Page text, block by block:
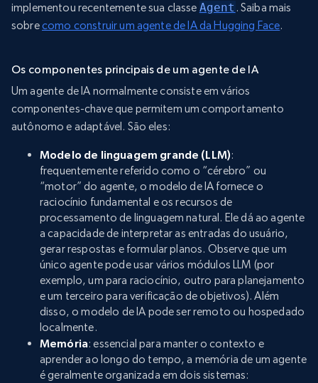
implementou recentemente sua classe Agent . Saiba mais
sobrecomo construir um agente de IA da Hugging Face.
Os componentes principais de um agente de IA
Um agente de IA normalmente consiste em vários
componentes-chave que permitem um comportamento
autônomo e adaptável. São eles:
Modelo de linguagem grande (LLM):
frequentemente referido como o “cérebro” ou
“motor” do agente, o modelo de IA fornece o
raciocínio fundamental e os recursos de
processamento de linguagem natural. Ele dá ao agente
a capacidade de interpretar as entradas do usuário,
gerar respostas e formular planos. Observe que um
único agente pode usar vários módulos LLM (por
exemplo, um para raciocínio, outro para planejamento
e um terceiro para verificação de objetivos). Além
disso, o modelo de IA pode ser remoto ou hospedado
localmente.
Memória: essencial para manter o contexto e
aprender ao longo do tempo, a memória de um agente
é geralmente organizada em dois sistemas: